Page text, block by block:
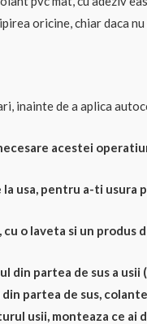
oricine, chiar daca
inainte de a aplica
acestei
usa, pentru a-ti usura
o laveta si un produs
partea de sus a usii
partea de sus,
usii, monteaza ce ai